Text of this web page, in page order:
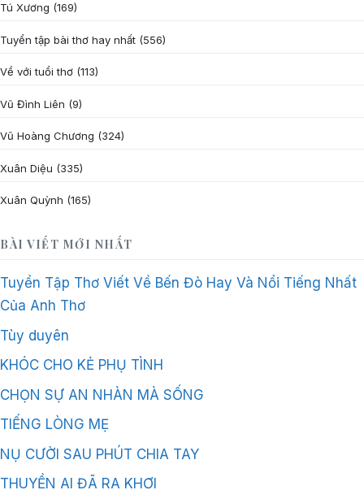
Tú Xương (169)
Tuyển tập bài thơ hay nhất (556)
Về với tuổi thơ (113)
Vũ Đình Liên (9)
Vũ Hoàng Chương (324)
Xuân Diệu (335)
Xuân Quỳnh (165)
BÀI VIẾT MỚI NHẤT
Tuyển Tập Thơ Viết Về Bến Đò Hay Và Nổi Tiếng Nhất
Của Anh Thơ
Tùy duyên
KHÓC CHO KẺ PHỤ TÌNH
CHỌN SỰ AN NHÀN MÀ SỐNG
TIẾNG LÒNG MẸ
NỤ CƯỜI SAU PHÚT CHIA TAY
THUYỀN AI ĐÃ RA KHƠI